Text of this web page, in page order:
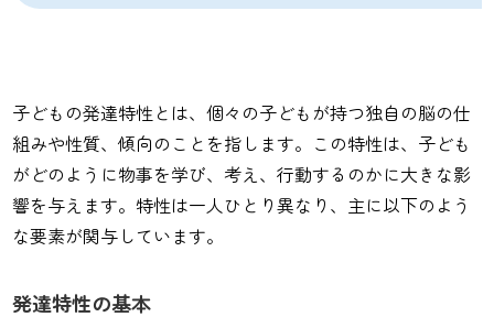
子どもの発達特性とは、個々の子どもが持つ独自の脳の仕
組みや性質、傾向のことを指します。この特性は、子ども
がどのように物事を学び、考え、行動するのかに大きな影
響を与えます。特性は一人ひとり異なり、主に以下のよう
な要素が関与しています。
発達特性の基本